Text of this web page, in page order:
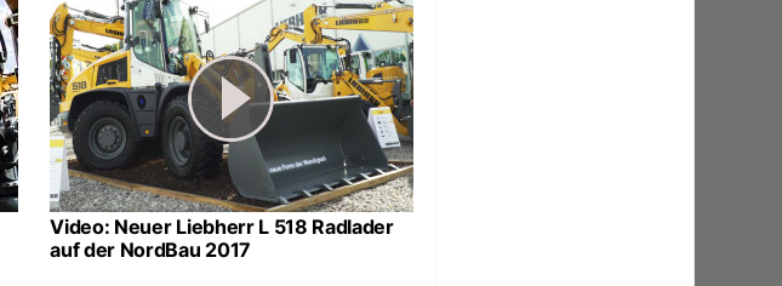
Video: Neuer Liebherr L 518 Radlader
auf der NordBau 2017